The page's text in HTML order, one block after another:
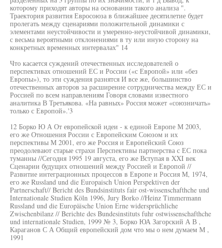
которому приходят авторы на основании такого анализа ".
Траектория развития Евросоюза в ближайшее десятилетие будет
пролегать между сценариями положительной динамики с
элементами неустойчивости и умеренно-неустойчивой динамики,
с весьма вероятными отклонениями в ту или иную сторону на
конкретных временных интервалах" 14
Что касается суждений отечественных исследователей о
перспективах отношений ЕС и России («с Европой» или «без
Европы»), то эти суждения разнятся И все же, большинство
отечественных авторов за расширение сотрудничества между ЕС и
Россией по всем направлениям Говоря словами известного
аналитика В Третьякова. «На равных» Россия может «союзничать»
только с Европой».'3
12 Борко Ю А От европейской идеи - к единой Европе М 2003,
его же Отношения России с Европейским Союзом и их
перспективы М 2001, его же Россия и Европейский Союз
преодолевают старые страхи Перспективы партнерства с ЕС пока
туманны //Сегодня 1995 19 августа, его же Вступая в XXI век
Сценарии будущих отношений между Россией и Европой //
Развитие интеграционных процессов в Европе и Россия М, 1974,
его же Russland und die Europaisch Union Perspektiven der
Partnerschaft// Bericht des Bundsinstituts fair ost-wissenschafthche und
Internationale Studien Köln 1996, Jury Borko //Heinz Timmermann
Russland und die Europäische Union Erne widersprüchliche
Zwischenbilanz // Berichte des Bundesinstituts fuhr ostwissenschafthche
und internationale Studien, 1999 № 3, Борко ЮА Загорский А В ,
Караганов С А Общий европейский дом что мы о нем думаем М ,
1991